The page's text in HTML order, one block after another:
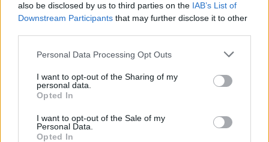
also be disclosed by us to third parties on the IAB’s List of
Downstream Participants that may further disclose it to other
Please note that this website/app uses one or more Google
not limited to your visit or usage behaviour. You may click to
grant or deny consent to Google and its third-party tags to
use your data for below specified purposes in below Google
consent section.
Personal Data Processing Opt Outs
I want to opt-out of the Sharing of my
personal data.
Opted In
I want to opt-out of the Sale of my
Personal Data.
Opted In